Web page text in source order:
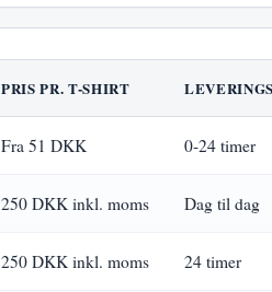
PRIS PR. T-SHIRT
Fra 51 DKK 0-24 timer
250 DKK inkl. moms Dag til dag
250 DKK inkl. moms 24 timer